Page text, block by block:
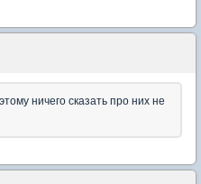
ничего сказать про них не